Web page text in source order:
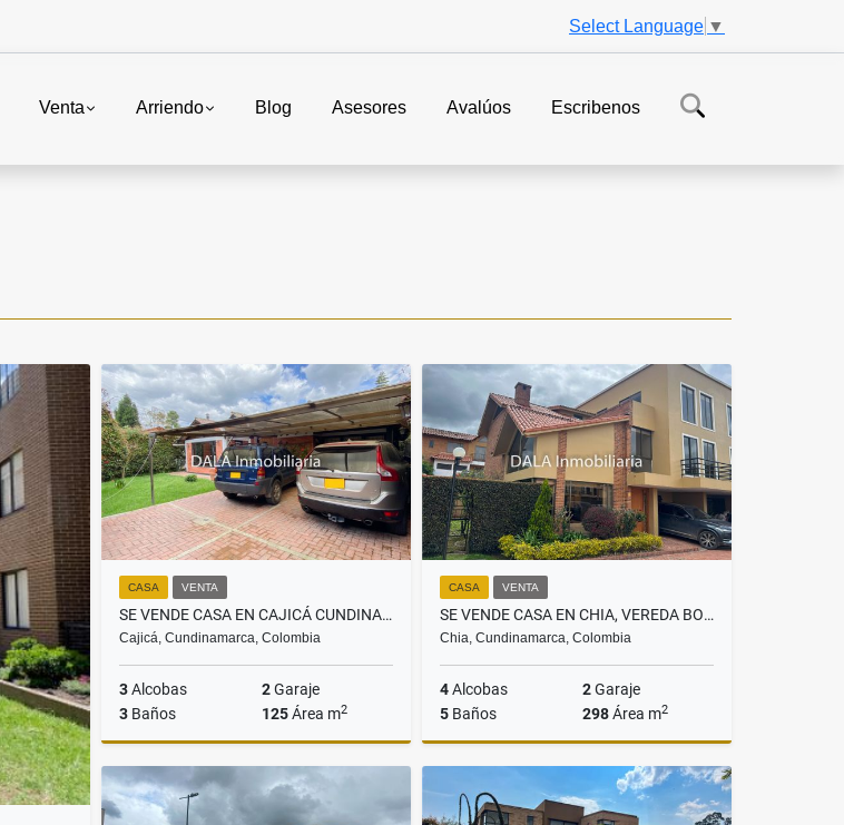
Select Language ▼
Venta Arriendo Blog Asesores Avalúos Escribenos
CASA VENTA
SE VENDE CASA EN CAJICÁ CUNDINAMARCA. INMOBILIARIAS CAJICÁ
Cajicá, Cundinamarca, Colombia
3Alcobas 2Garaje
3 Baños 125Área m2
$979.900.000
CASA VENTA
SE VENDE CASA EN CHIA, VEREDA BOJACA. INMOBILIARIAS CHÍA
Chia, Cundinamarca, Colombia
4Alcobas 2Garaje
5 Baños 298Área m2
Venta
$999.900.000